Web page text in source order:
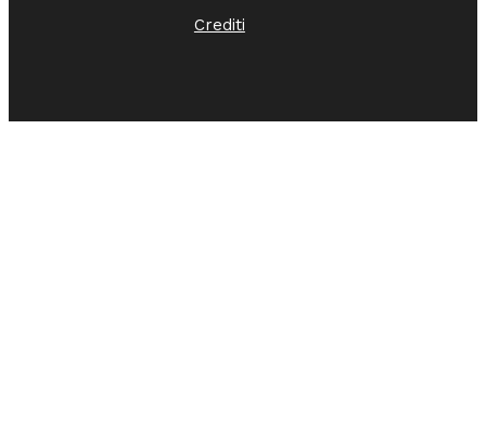
Crediti